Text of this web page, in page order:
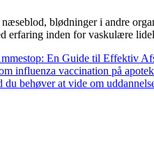
blødninger i andre
erfaring inden for vaskulære
En Guide til Effektiv
influenza vaccination på
behøver at vide om